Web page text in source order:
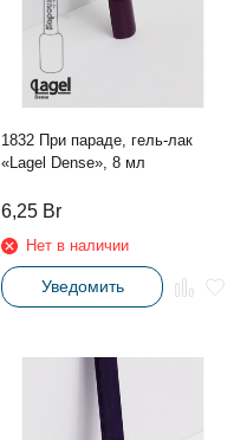
1832 При параде, гель-лак
«Lagel Dense», 8 мл
6,25 Br
Нет в наличии
Уведомить